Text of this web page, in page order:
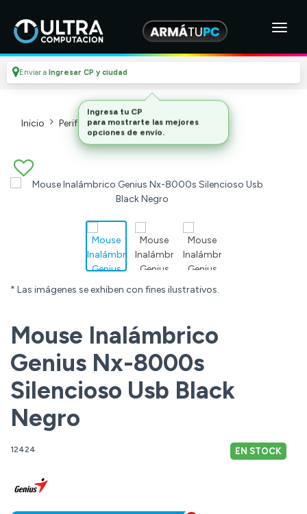
Enviar a Ingresar CP y ciudad
Inicio Perifericos Mouses_2
* Las imágenes se exhiben con fines ilustrativos.
Mouse Inalámbrico
Genius Nx-8000s
Silencioso Usb Black
Negro
12424 EN STOCK